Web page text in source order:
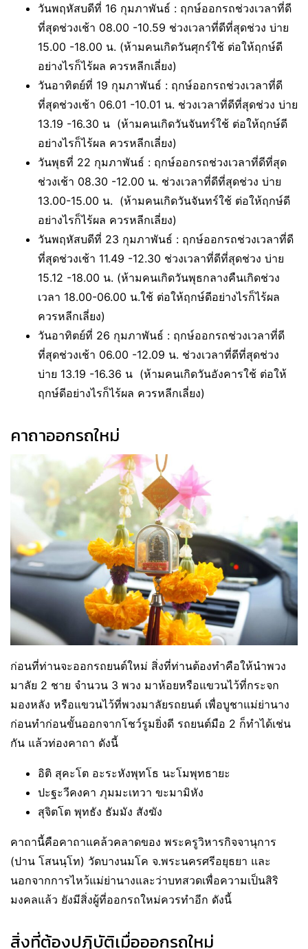
วันพฤหัสบดีที่ 16 กุมภาพันธ์ : ฤกษ์ออกรถช่วงเวลาที่ดี
ที่สุดช่วงเช้า 08.00 -10.59 ช่วงเวลาที่ดีที่สุดช่วง บ่าย
15.00 -18.00 น. (ห้ามคนเกิดวันศุกร์ใช้ ต่อให้ฤกษ์ดี
อย่างไรก็ไร้ผล ควรหลีกเลี่ยง)
วันอาทิตย์ที่ 19 กุมภาพันธ์ : ฤกษ์ออกรถช่วงเวลาที่ดี
ที่สุดช่วงเช้า 06.01 -10.01 น. ช่วงเวลาที่ดีที่สุดช่วง บ่าย
13.19 -16.30 น (ห้ามคนเกิดวันจันทร์ใช้ ต่อให้ฤกษ์ดี
อย่างไรก็ไร้ผล ควรหลีกเลี่ยง)
วันพุธที่ 22 กุมภาพันธ์ : ฤกษ์ออกรถช่วงเวลาที่ดีที่สุด
ช่วงเช้า 08.30 -12.00 น. ช่วงเวลาที่ดีที่สุดช่วง บ่าย
13.00-15.00 น. (ห้ามคนเกิดวันจันทร์ใช้ ต่อให้ฤกษ์ดี
อย่างไรก็ไร้ผล ควรหลีกเลี่ยง)
วันพฤหัสบดีที่ 23 กุมภาพันธ์ : ฤกษ์ออกรถช่วงเวลาที่ดี
ที่สุดช่วงเช้า 11.49 -12.30 ช่วงเวลาที่ดีที่สุดช่วง บ่าย
15.12 -18.00 น. (ห้ามคนเกิดวันพุธกลางคืนเกิดช่วง
เวลา 18.00-06.00 น.ใช้ ต่อให้ฤกษ์ดีอย่างไรก็ไร้ผล
ควรหลีกเลี่ยง)
วันอาทิตย์ที่ 26 กุมภาพันธ์ : ฤกษ์ออกรถช่วงเวลาที่ดี
ที่สุดช่วงเช้า 06.00 -12.09 น. ช่วงเวลาที่ดีที่สุดช่วง
บ่าย 13.19 -16.36 น (ห้ามคนเกิดวันอังคารใช้ ต่อให้
ฤกษ์ดีอย่างไรก็ไร้ผล ควรหลีกเลี่ยง)
คาถาออกรถใหม่
ก่อนที่ท่านจะออกรถยนต์ใหม่ สิ่งที่ท่านต้องทำคือให้นำพวง
มาลัย 2 ชาย จำนวน 3 พวง มาห้อยหรือแขวนไว้ที่กระจก
มองหลัง หรือแขวนไว้ที่พวงมาลัยรถยนต์ เพื่อบูชาแม่ย่านาง
ก่อนทำก่อนขั้นออกจากโชว์รูมยิ่งดี รถยนต์มือ 2 ก็ทำได้เช่น
กัน แล้วท่องคาถา ดังนี้
อิติ สุคะโต อะระหังพุทโธ นะโมพุทธายะ
ปะฐะวีคงคา ภุมมะเทวา ขะมามิหัง
สุจิตโต พุทธัง ธัมมัง สังฆัง
คาถานี้คือคาถาแคล้วคลาดของ พระครูวิหารกิจจานุการ
(ปาน โสนนฺโท) วัดบางนมโค จ.พระนครศรีอยุธยา และ
นอกจากการไหว้แม่ย่านางและว่าบทสวดเพื่อความเป็นสิริ
มงคลแล้ว ยังมีสิ่งผู้ที่ออกรถใหม่ควรทำอีก ดังนี้
สิ่งที่ต้องปฏิบัติเมื่อออกรถใหม่